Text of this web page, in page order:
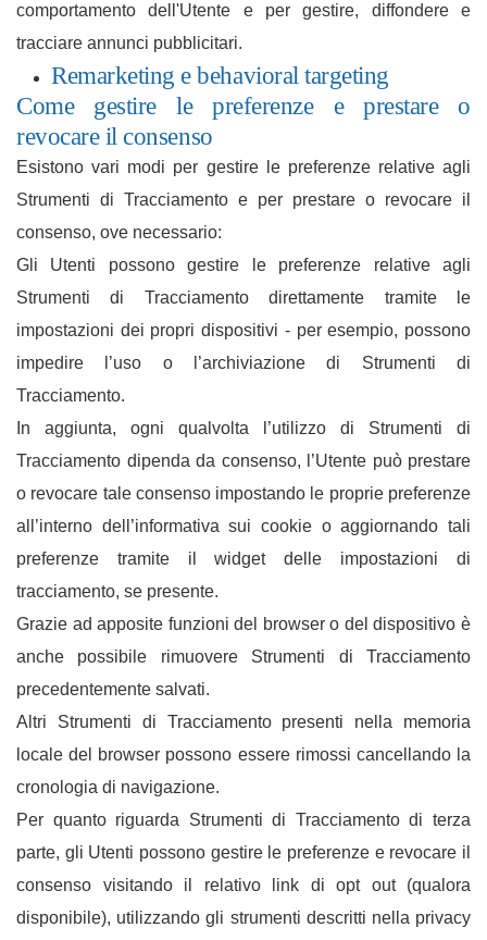
comportamento dell'Utente e per gestire, diffondere e
tracciare annunci pubblicitari.
Remarketing e behavioral targeting
Come gestire le preferenze e prestare o
revocare il consenso
Esistono vari modi per gestire le preferenze relative agli
Strumenti di Tracciamento e per prestare o revocare il
consenso, ove necessario:
Gli Utenti possono gestire le preferenze relative agli
Strumenti di Tracciamento direttamente tramite le
impostazioni dei propri dispositivi - per esempio, possono
impedire l’uso o l’archiviazione di Strumenti di
Tracciamento.
In aggiunta, ogni qualvolta l’utilizzo di Strumenti di
Tracciamento dipenda da consenso, l’Utente può prestare
o revocare tale consenso impostando le proprie preferenze
all’interno dell’informativa sui cookie o aggiornando tali
preferenze tramite il widget delle impostazioni di
tracciamento, se presente.
Grazie ad apposite funzioni del browser o del dispositivo è
anche possibile rimuovere Strumenti di Tracciamento
precedentemente salvati.
Altri Strumenti di Tracciamento presenti nella memoria
locale del browser possono essere rimossi cancellando la
cronologia di navigazione.
Per quanto riguarda Strumenti di Tracciamento di terza
parte, gli Utenti possono gestire le preferenze e revocare il
consenso visitando il relativo link di opt out (qualora
disponibile), utilizzando gli strumenti descritti nella privacy